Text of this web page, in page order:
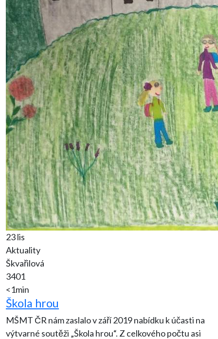
23 lis
Aktuality
Škvařilová
3401
<1min
Škola hrou
MŠMT ČR nám zaslalo v září 2019 nabídku k účasti na
výtvarné soutěži „Škola hrou“. Z celkového počtu asi